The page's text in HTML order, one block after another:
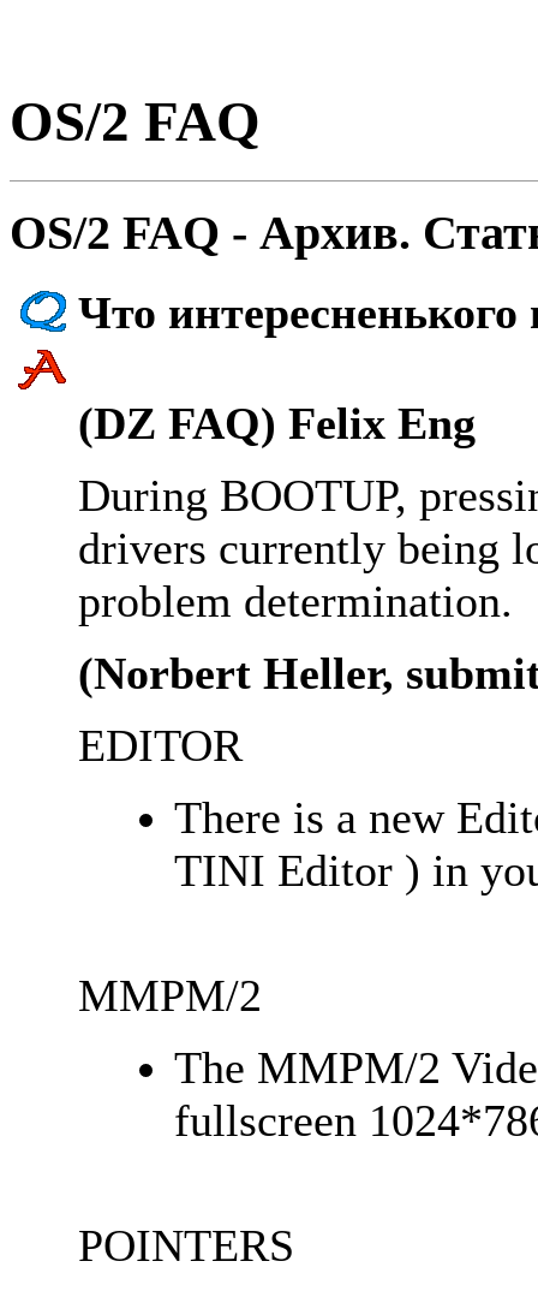
OS/2 FAQ
OS/2 FAQ - Архив.
Что интеpесненького
(DZ FAQ) Felix Eng
During BOOTUP,
drivers currently being
problem determination.
(Norbert Heller,
EDITOR
There is a new
TINI Editor ) in
MMPM/2
The MMPM/2
fullscreen
POINTERS